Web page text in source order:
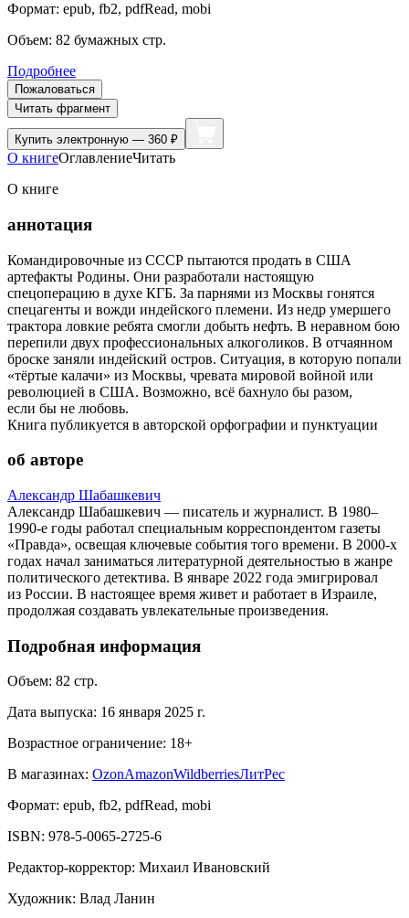
Формат: epub, fb2, pdfRead, mobi
Объем: 82 бумажных стр.
Подробнее
Пожаловаться
Читать фрагмент
Купить электронную — 360 ₽
О книгеОглавлениеЧитать
О книге
аннотация
Командировочные из СССР пытаются продать в США
артефакты Родины. Они разработали настоящую
спецоперацию в духе КГБ. За парнями из Москвы гонятся
спецагенты и вожди индейского племени. Из недр умершего
трактора ловкие ребята смогли добыть нефть. В неравном бою
перепили двух профессиональных алкоголиков. В отчаянном
броске заняли индейский остров. Ситуация, в которую попали
«тёртые калачи» из Москвы, чревата мировой войной или
революцией в США. Возможно, всё бахнуло бы разом,
если бы не любовь.
Книга публикуется в авторской орфографии и пунктуации
об авторе
Александр Шабашкевич
Александр Шабашкевич — писатель и журналист. В 1980–
1990-е годы работал специальным корреспондентом газеты
«Правда», освещая ключевые события того времени. В 2000-х
годах начал заниматься литературной деятельностью в жанре
политического детектива. В январе 2022 года эмигрировал
из России. В настоящее время живет и работает в Израиле,
продолжая создавать увлекательные произведения.
Подробная информация
Объем: 82 стр.
Дата выпуска: 16 января 2025 г.
Возрастное ограничение: 18+
В магазинах: OzonAmazonWildberriesЛитРес
Формат: epub, fb2, pdfRead, mobi
ISBN: 978-5-0065-2725-6
Редактор-корректор: Михаил Ивановский
Художник: Влад Ланин